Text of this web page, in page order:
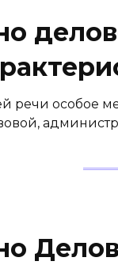
речи особое